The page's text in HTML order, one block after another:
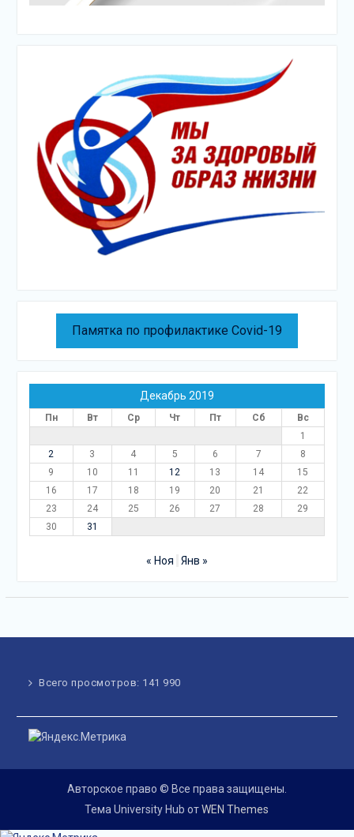
Памятка по профилактике Covid-19
Декабрь 2019
Пн Вт Ср Чт Пт Сб
Вс
1
2
3 4 5 6 7
8
9
10 11 12 13 14
15
16
17 18 19 20 21
22
23
24 25 26 27 28
29
30
31
« Ноя Янв »
Всего просмотров: 141 990
Авторское право © Все права защищены.
Тема University Hub отWEN Themes